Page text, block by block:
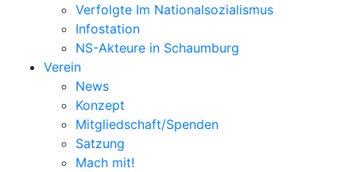
Verfolgte Im Nationalsozialismus
Infostation
NS-Akteure in Schaumburg
Verein
News
Konzept
Mitgliedschaft/Spenden
Satzung
Mach mit!